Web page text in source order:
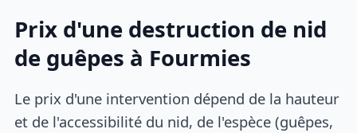
Prix d'une destruction de nid
de guêpes à Fourmies
Le prix d'une intervention dépend de la hauteur
et de l'accessibilité du nid, de l'espèce (guêpes,